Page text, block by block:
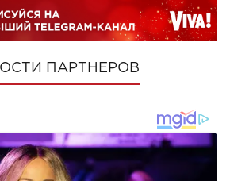
ПАРТНЕРОВ